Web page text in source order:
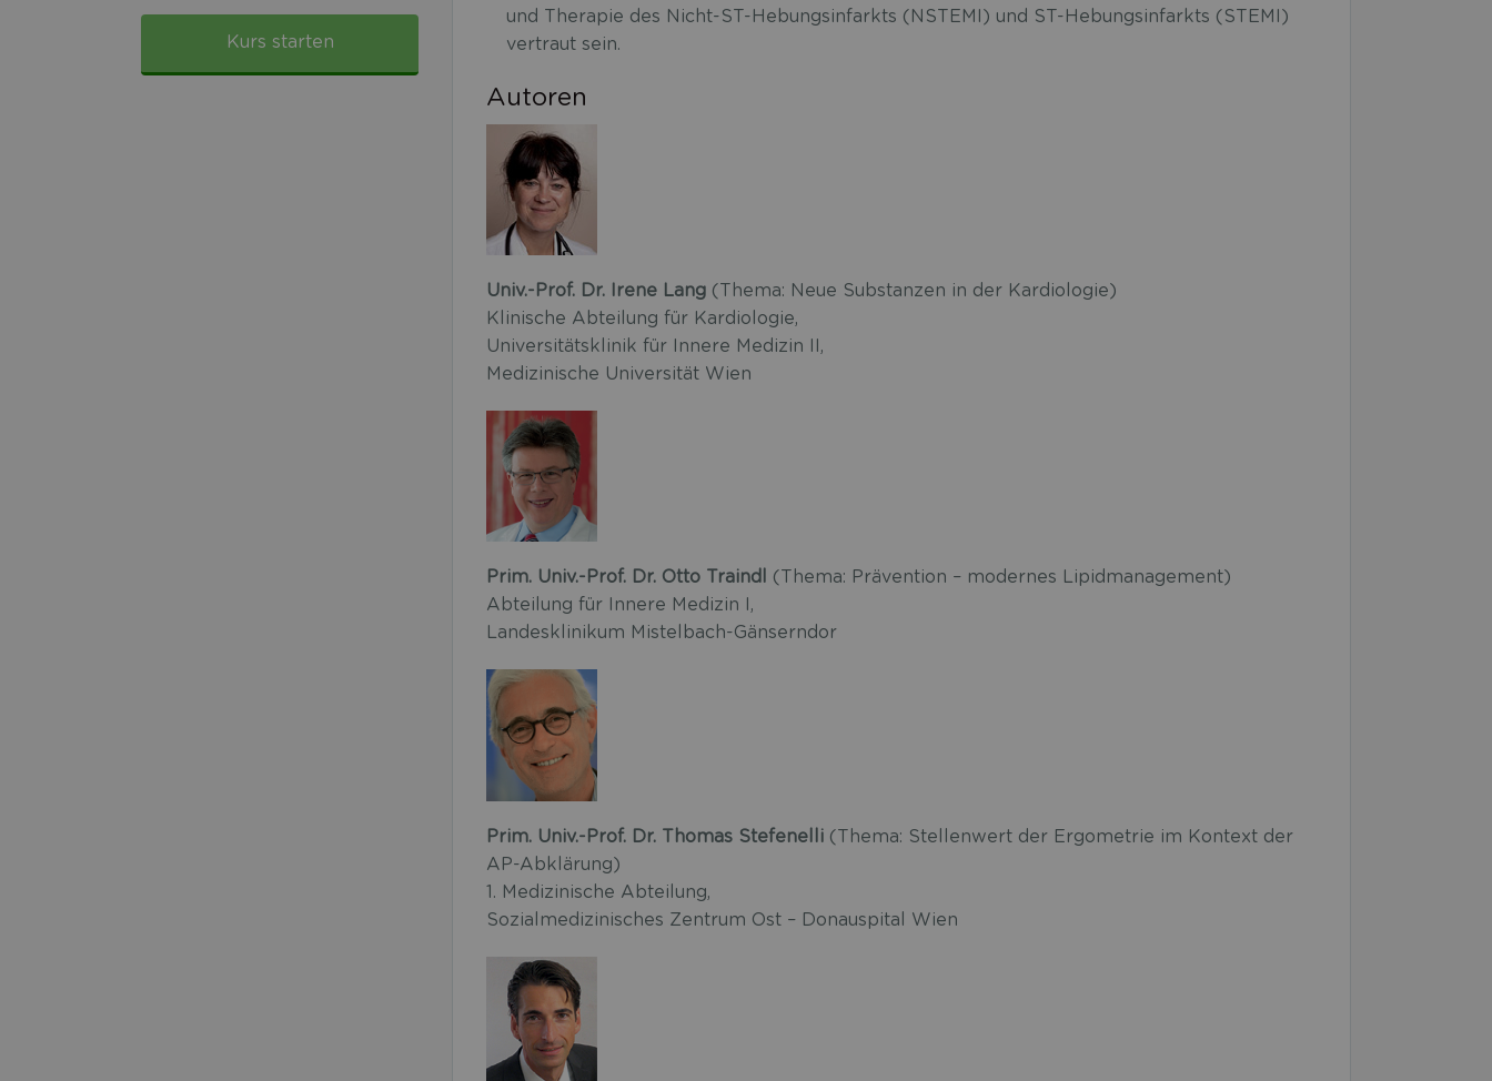
Kurs starten
und Therapie des Nicht-ST-Hebungsinfarkts (NSTEMI) und ST-Hebungsinfarkts (STEMI)
vertraut sein.
Autoren
Univ.-Prof. Dr. Irene Lang (Thema: Neue Substanzen in der Kardiologie)
Klinische Abteilung für Kardiologie,
Universitätsklinik für Innere Medizin II,
Medizinische Universität Wien
Prim. Univ.-Prof. Dr. Otto Traindl
(Thema: Prävention – modernes Lipidmanagement)
Abteilung für Innere Medizin I,
Landesklinikum Mistelbach-Gänserndor
Prim. Univ.-Prof. Dr. Thomas Stefenelli (Thema: Stellenwert der Ergometrie im Kontext der
AP-Abklärung)
1. Medizinische Abteilung,
Sozialmedizinisches Zentrum Ost – Donauspital Wien